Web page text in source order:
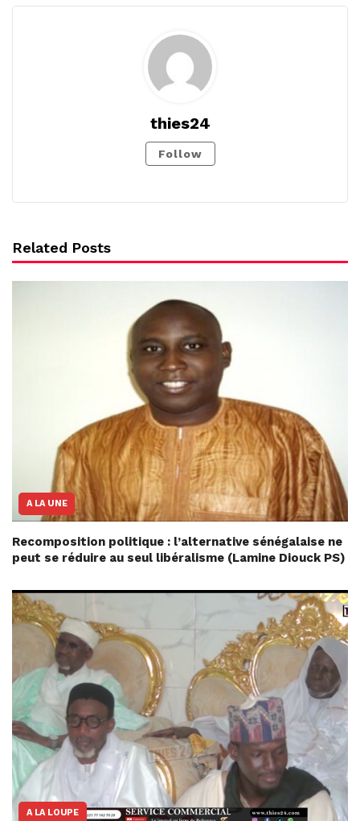
thies24
Follow
Related Posts
A LA UNE
Recomposition politique : l’alternative sénégalaise ne
peut se réduire au seul libéralisme (Lamine Diouck PS)
A LA LOUPE